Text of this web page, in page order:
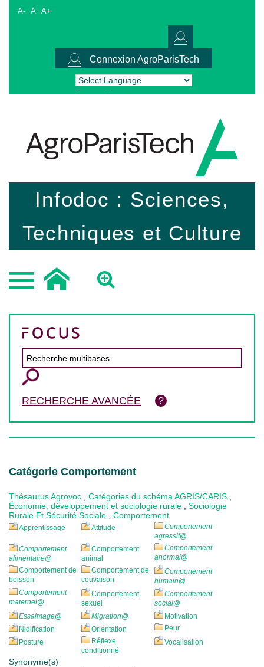
A- A A+
Connexion AgroParisTech
Powered by Translate
Infodoc : Sciences,
Techniques et Culture
RECHERCHE AVANCÉE
Catégorie Comportement
Thésaurus Agrovoc Catégories du schéma AGRIS/CARIS
Économie, développement et sociologie rurale
Sociologie
Rurale Et Sécurité Sociale
Comportement
Apprentissage Attitude
Comportement
agressif@
Comportement
alimentaire@
Comportement
animal
Comportement
anormal@
Comportement de
boisson
Comportement de
couvaison
Comportement
humain@
Comportement
maternel@
Comportement
sexuel
Comportement
social@
Essaimage@ Migration@
Motivation
Nidification
Orientation
Peur
Posture
Réflexe
conditionné
Vocalisation
Synonyme(s)